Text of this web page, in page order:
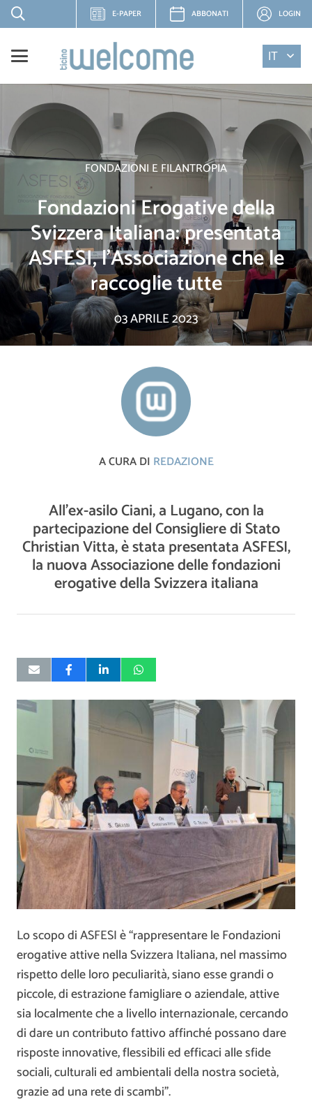
E-PAPER ABBONATI LOGIN
IT
FONDAZIONI E FILANTROPIA
Fondazioni Erogative della
Svizzera Italiana: presentata
ASFESI, l’Associazione che le
raccoglie tutte
03 APRILE 2023
A CURA DI REDAZIONE
All’ex-asilo Ciani, a Lugano, con la
partecipazione del Consigliere di Stato
Christian Vitta, è stata presentata ASFESI,
la nuova Associazione delle fondazioni
erogative della Svizzera italiana
Lo scopo di ASFESI è “rappresentare le Fondazioni
erogative attive nella Svizzera Italiana, nel massimo
rispetto delle loro peculiarità, siano esse grandi o
piccole, di estrazione famigliare o aziendale, attive
sia localmente che a livello internazionale, cercando
di dare un contributo fattivo affinché possano dare
risposte innovative, flessibili ed efficaci alle sfide
sociali, culturali ed ambientali della nostra società,
grazie ad una rete di scambi”.